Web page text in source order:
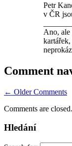
Petr
v ČR
Ano, ale
Comment
← Older Comments
Comments are closed.
Hledání